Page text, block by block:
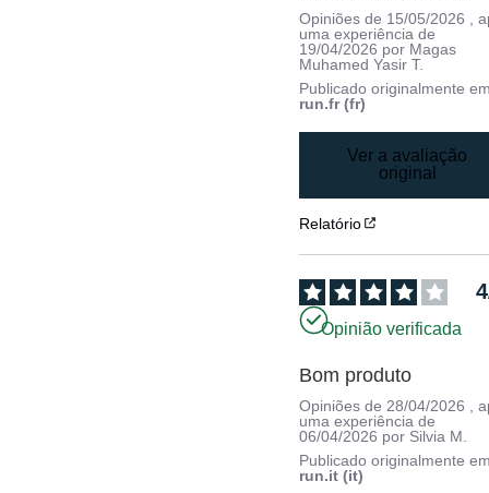
Opiniões de 15/05/2026
,
uma experiência de
19/04/2026 por Magas
Muhamed Yasir T.
Publicado originalmente
run.fr (fr)
Ver a avaliação
original
Relatório
4
Opinião verificada
Bom produto
Opiniões de 28/04/2026
,
uma experiência de
06/04/2026 por Silvia M.
Publicado originalmente
run.it (it)